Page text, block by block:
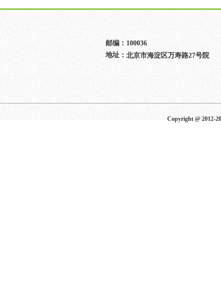
邮编： 100036
地址： 北京市海淀区万寿路27号院
Copyright @ 2012-